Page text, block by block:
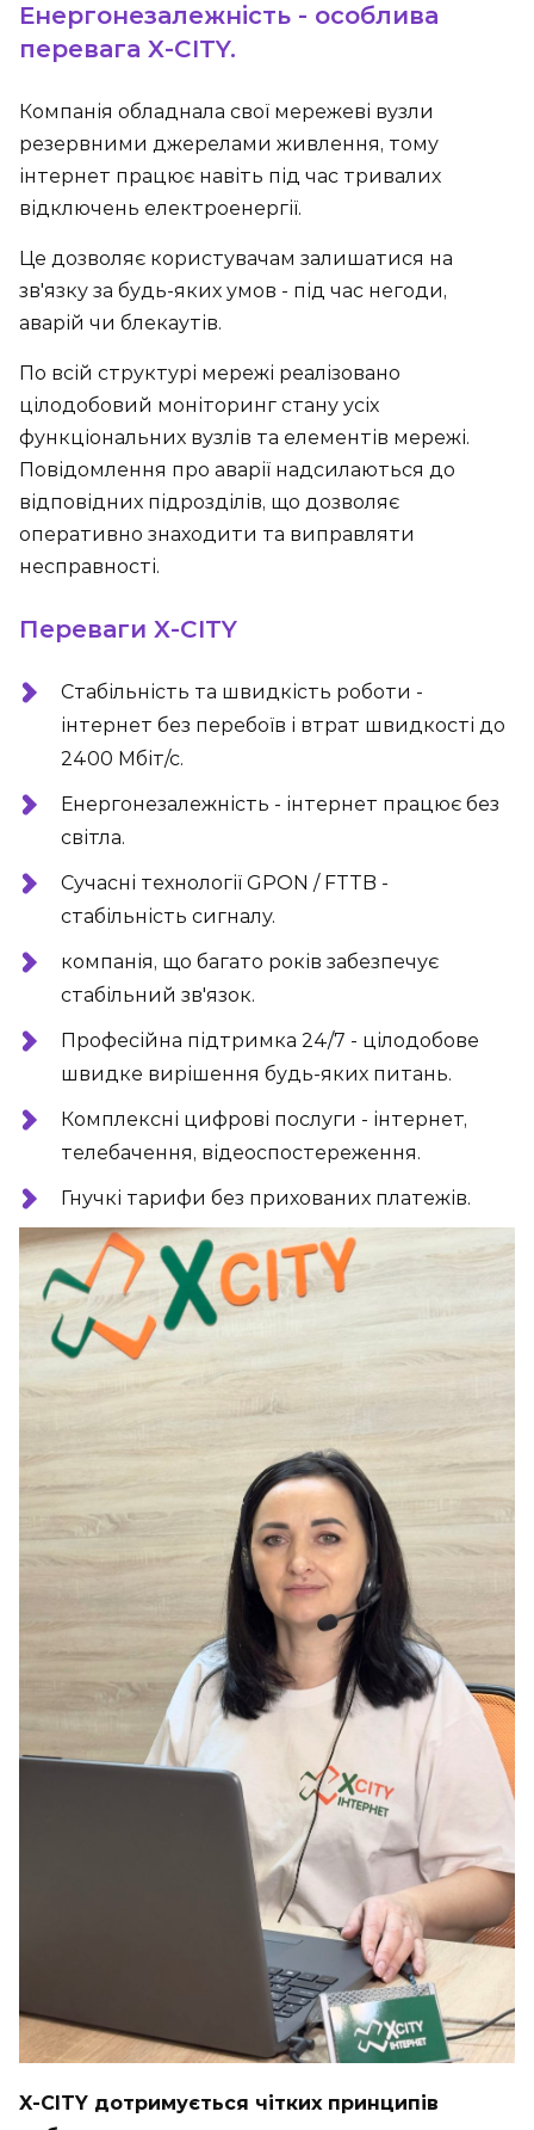
Енергонезалежність - особлива
перевага X-CITY.
Компанія обладнала свої мережеві вузли
резервними джерелами живлення, тому
інтернет працює навіть під час тривалих
відключень електроенергії.
Це дозволяє користувачам залишатися на
зв'язку за будь-яких умов - під час негоди,
аварій чи блекаутів.
По всій структурі мережі реалізовано
цілодобовий моніторинг стану усіх
функціональних вузлів та елементів мережі.
Повідомлення про аварії надсилаються до
відповідних підрозділів, що дозволяє
оперативно знаходити та виправляти
несправності.
Переваги X-CITY
Стабільність та швидкість роботи -
інтернет без перебоїв і втрат швидкості до
2400 Мбіт/с.
Енергонезалежність - інтернет працює без
світла.
Сучасні технології GPON / FTTB -
стабільність сигналу.
компанія, що багато років забезпечує
стабільний зв'язок.
Професійна підтримка 24/7 - цілодобове
швидке вирішення будь-яких питань.
Комплексні цифрові послуги - інтернет,
телебачення, відеоспостереження.
Гнучкі тарифи без прихованих платежів.
X-CITY дотримується чітких принципів